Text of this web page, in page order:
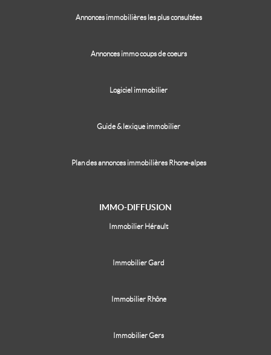
Annonces immobilières les plus consultées
Annonces immo coups de coeurs
Logiciel immobilier
Guide & lexique immobilier
Plan des annonces immobilières Rhone-alpes
IMMO-DIFFUSION
Immobilier Hérault
Immobilier Gard
Immobilier Rhône
Immobilier Gers